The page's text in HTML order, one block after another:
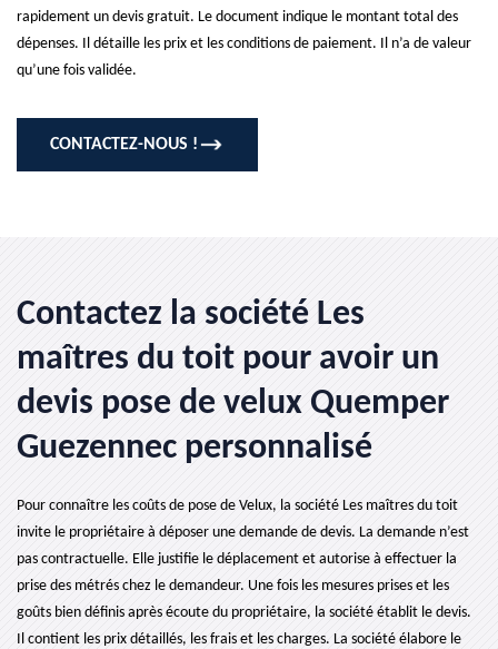
rapidement un devis gratuit. Le document indique le montant total des
dépenses. Il détaille les prix et les conditions de paiement. Il n’a de valeur
qu’une fois validée.
CONTACTEZ-NOUS !
Contactez la société Les
maîtres du toit pour avoir un
devis pose de velux Quemper
Guezennec personnalisé
Pour connaître les coûts de pose de Velux, la société Les maîtres du toit
invite le propriétaire à déposer une demande de devis. La demande n’est
pas contractuelle. Elle justifie le déplacement et autorise à effectuer la
prise des métrés chez le demandeur. Une fois les mesures prises et les
goûts bien définis après écoute du propriétaire, la société établit le devis.
Il contient les prix détaillés, les frais et les charges. La société élabore le